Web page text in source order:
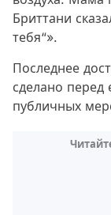
Бриттани
тебя“».
Последнее
сделано
публичных